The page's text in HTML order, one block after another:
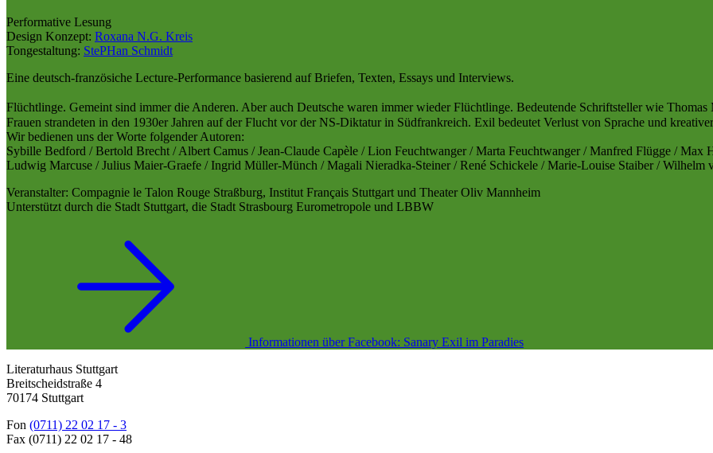
Performative Lesung
Design Konzept: Roxana N.G. Kreis
Tongestaltung: StePHan Schmidt
Eine deutsch-französiche Lecture-Performance basierend auf Briefen, Texten, Essays und Interviews.
Flüchtlinge. Gemeint sind immer die Anderen. Aber auch Deutsche waren immer wieder Flüchtlinge. Bedeutende Schriftsteller wie
Frauen strandeten in den 1930er Jahren auf der Flucht vor der NS-Diktatur in Südfrankreich. Exil bedeutet Verlust von Sprache und
Wir bedienen uns der Worte folgender Autoren:
Sybille Bedford / Bertold Brecht / Albert Camus / Jean-Claude Capèle / Lion Feuchtwanger / Marta Feuchtwanger / Manfred Flügge /
Ludwig Marcuse / Julius Maier-Graefe / Ingrid Müller-Münch / Magali Nieradka-Steiner / René Schickele / Marie-Louise Staiber / Wilhelm
Veranstalter: Compagnie le Talon Rouge Straßburg, Institut Français Stuttgart und Theater Oliv Mannheim
Unterstützt durch die Stadt Stuttgart, die Stadt Strasbourg Eurometropole und LBBW
Informationen über Facebook: Sanary Exil im Paradies
Literaturhaus Stuttgart
Breitscheidstraße 4
70174 Stuttgart
Fon (0711) 22 02 17 - 3
Fax (0711) 22 02 17 - 48